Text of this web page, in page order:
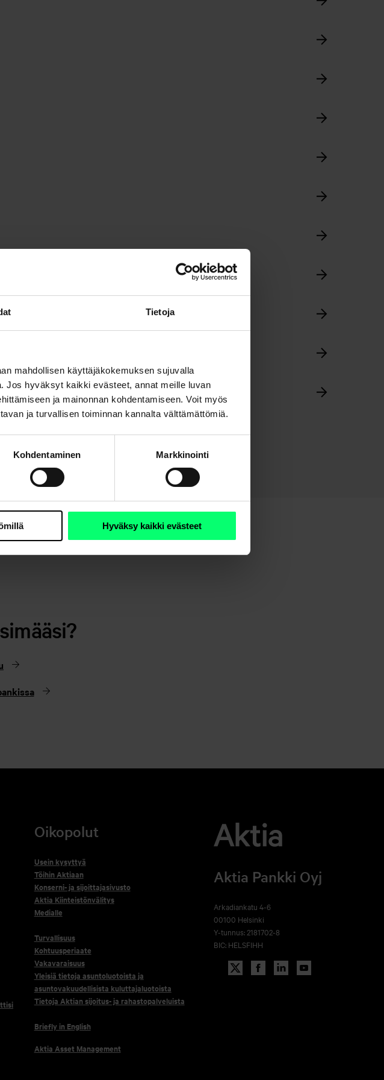
Tietoja
mahdollisen käyttäjäkokemuksen sujuvalla
Jos hyväksyt kaikki evästeet, annat meille luvan
ja mainonnan kohdentamiseen. Voit myös
ja turvallisen toiminnan kannalta välttämättömiä.
Kohdentaminen Markkinointi
Hyväksy kaikki evästeet
Oikopolut
Usein kysyttyä
Töihin Aktiaan
Konserni- ja sijoittajasivusto
Aktia Kiinteistönvälitys
Medialle
Turvallisuus
Kohtuusperiaate
Vakavaraisuus
Yleisiä tietoja asuntoluotoista ja
asuntovakuudellisista kuluttajaluotoista
Tietoja Aktian sijoitus- ja rahastopalveluista
Briefly in English
Aktia Asset Management
Aktia Pankki Oyj
Arkadiankatu 4-6
00100 Helsinki
Y-tunnus: 2181702-8
BIC: HELSFIHH